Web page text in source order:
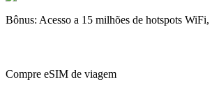
Bônus: Acesso a 15 milhões de hotspots
Compre eSIM de viagem